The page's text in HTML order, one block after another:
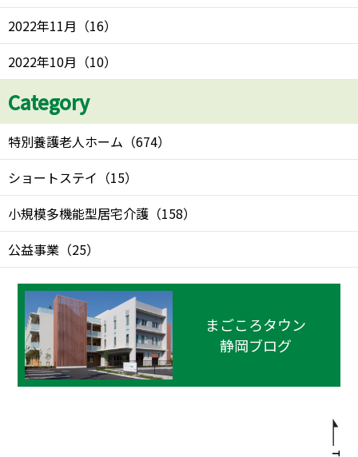
2022年11月 （16）
2022年10月 （10）
Category
特別養護老人ホーム （674）
ショートステイ （15）
小規模多機能型居宅介護 （158）
公益事業 （25）
まごころタウン
静岡ブログ